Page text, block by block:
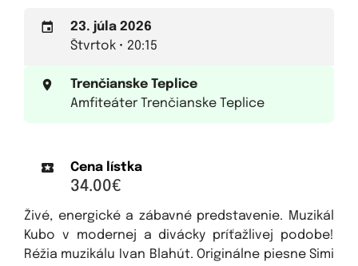
23. júla 2026
Štvrtok • 20:15
Trenčianske Teplice
Amfiteáter Trenčianske Teplice
Cena lístka
34.00€
Živé, energické a zábavné predstavenie. Muzikál
Kubo v modernej a divácky príťažlivej podobe!
Réžia muzikálu Ivan Blahút. Originálne piesne Simi